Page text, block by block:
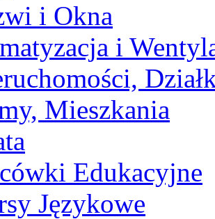
i Okna
i
Mieszkania
Edukacyjne
Językowe